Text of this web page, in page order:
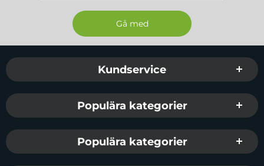
Sidfot Blandad info och länkar
Kundservice
Populära kategorier
Populära kategorier